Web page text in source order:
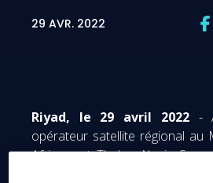
29 AVR. 2022
Riyad, le 29 avril 2022 -
opérateur satellite régional au
Afrique, et Thales Alenia
entre Thales (67 %) et